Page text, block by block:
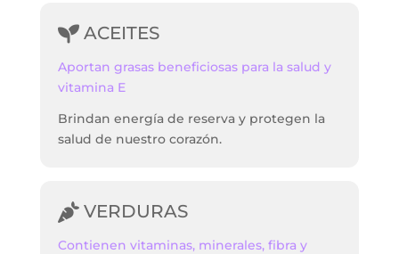
ACEITES
Aportan grasas beneficiosas para la salud y
vitamina E
Brindan energía de reserva y protegen la
salud de nuestro corazón.
VERDURAS
Contienen vitaminas, minerales, fibra y